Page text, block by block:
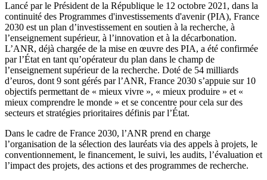
Lancé par le Président de la République le 12 octobre 2021, dans la
continuité des Programmes d'investissements d'avenir (PIA), France
2030 est un plan d’investissement en soutien à la recherche, à
l’enseignement supérieur, à l’innovation et à la décarbonation.
L’ANR, déjà chargée de la mise en œuvre des PIA, a été confirmée
par l’État en tant qu’opérateur du plan dans le champ de
l’enseignement supérieur de la recherche. Doté de 54 milliards
d’euros, dont 9 sont gérés par l’ANR, France 2030 s’appuie sur 10
objectifs permettant de « mieux vivre », « mieux produire » et «
mieux comprendre le monde » et se concentre pour cela sur des
secteurs et stratégies prioritaires définis par l’État.
Dans le cadre de France 2030, l’ANR prend en charge
l’organisation de la sélection des lauréats via des appels à projets, le
conventionnement, le financement, le suivi, les audits, l’évaluation et
l’impact des projets, des actions et des programmes de recherche.